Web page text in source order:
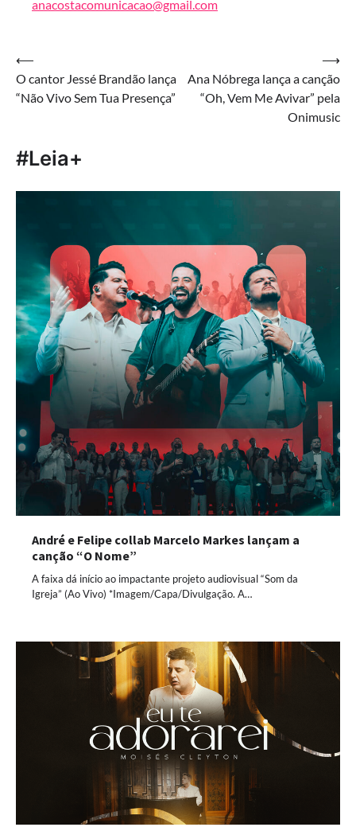
anacostacomunicacao@gmail.com
Navegação
de
⟵
O cantor Jessé Brandão lança
“Não Vivo Sem Tua Presença”
Ana Nóbrega lança a canção
“Oh, Vem Me Avivar” pela
Onimusic
⟶
#Leia+
André e Felipe collab Marcelo Markes lançam a
canção “O Nome”
A faixa dá início ao impactante projeto audiovisual “Som da
Igreja” (Ao Vivo) *Imagem/Capa/Divulgação. A…